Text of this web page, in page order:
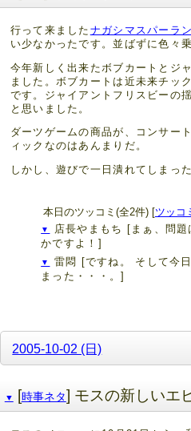
行って来ました ナガシマスパーラ
い少なかったです。並ばずに色々
今年新しく出来たボブカートとジ
ました。ボブカートは近未来チッ
です。ジャイアントフリスビーの
と思いました。
ダーツゲームの商品が、コンサー
ィックなのはあんまりだ。
しかし、遊びで一日潰れてしまっ
本日のツッコミ(全2件) [ツッコ
▼ 店長やまもち
[まぁ、問題
かですよ！]
▼ 雷悶
[ですね。 そして今
まった・・・。]
2005-10-02 (日)
▼ [時事ネタ] モスの新しいエ